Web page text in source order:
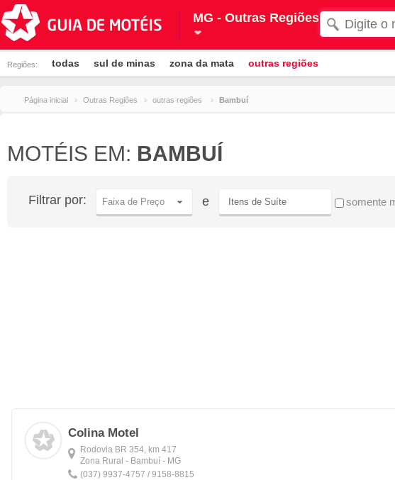
MG - Outras Regiões
Regiões: todas sul de minas zona da mata outras regiões
Página inicial Outras Regiões outras regiões Bambuí
MOTÉIS EM: BAMBUÍ
Filtrar por: Faixa de Preço e somente
Colina Motel
Rodovia BR 354, km 417
Zona Rural - Bambuí - MG
(037) 9937-4757 / 9158-8815